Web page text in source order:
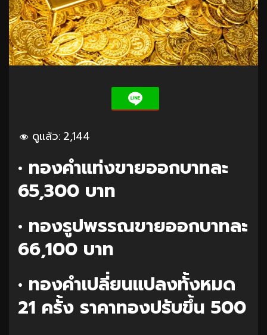
ดูแล้ว: 2,144
• ทองคำแท่งขายออกบาทละ
65,300 บาท
• ทองรูปพรรณขายออกบาทละ
66,100 บาท
• ทองคำเปลี่ยนแปลงทั้งหมด
21 ครั้ง ราคาทองปรับขึ้น 500